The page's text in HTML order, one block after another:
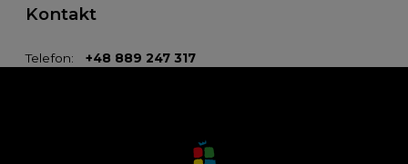
Kontakt
Telefon: +48 889 247 317